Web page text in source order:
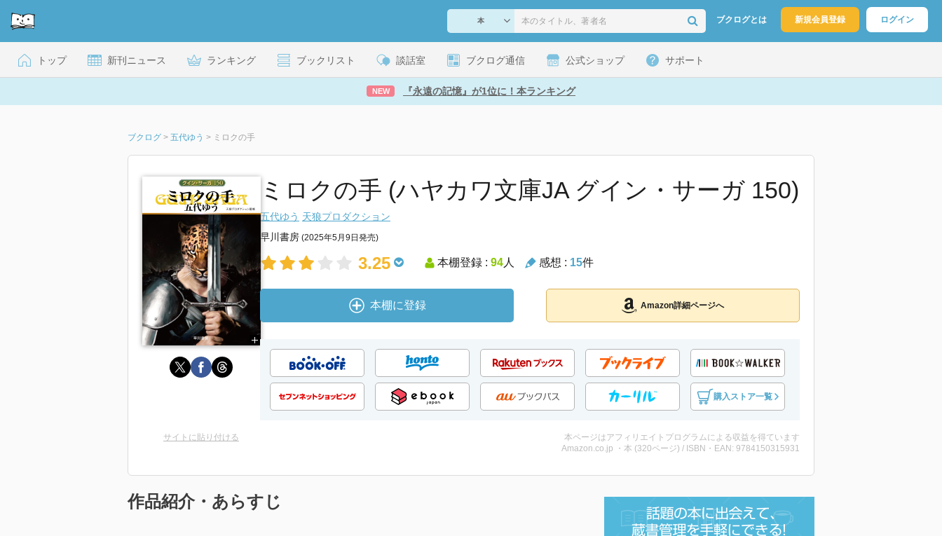
ブクログとは 新規会員登録 ログイン
トップ 新刊ニュース ランキング ブックリスト 談話室 ブクログ通信 公式ショップ サポート
NEW 『永遠の記憶』が1位に！本ランキング
ブクログ > 五代ゆう > ミロクの手
ミロクの手 (ハヤカワ文庫JA グイン・サーガ 150)
五代ゆう 天狼プロダクション
早川書房 (2025年5月9日発売)
3.25 本棚登録 : 94人 感想 : 15件
本棚に登録 Amazon詳細ページへ
購入ストア一覧
サイトに貼り付ける
本ページはアフィリエイトプログラムによる収益を得ています
Amazon.co.jp ・本 (320ページ) / ISBN・EAN: 9784150315931
作品紹介・あらすじ